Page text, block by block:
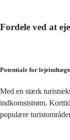
Fordele ved at
Potentiale for
Med en stærk
indkomststrøm.
populære